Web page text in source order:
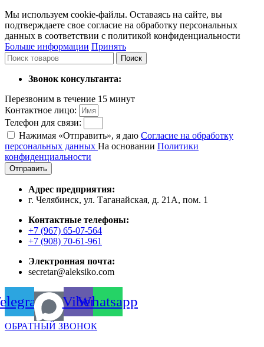
Мы используем cookie-файлы. Оставаясь на сайте, вы
подтверждаете свое согласие на обработку персональных
данных в соответствии с политикой конфиденциальности
Больше информации Принять
Поиск
Звонок консультанта:
Перезвоним в течение 15 минут
Контактное лицо:
Телефон для связи:
Нажимая «Отправить», я даю Согласие на обработку
персональных данных На основании Политики
конфиденциальности
Отправить
Адрес предприятия:
г. Челябинск, ул. Таганайская, д. 21А, пом. 1
Контактные телефоны:
+7 (967) 65-07-564
+7 (908) 70-61-961
Электронная почта:
secretar@aleksiko.com
ViberWhatsapp
ОБРАТНЫЙ ЗВОНОК